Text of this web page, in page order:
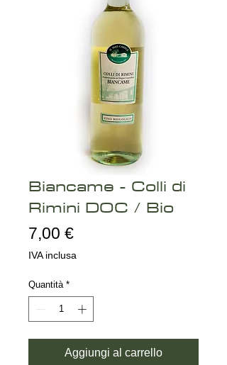
Biancame - Colli di
Rimini DOC / Bio
7,00 €Prezzo
IVA inclusa
Quantità *
Aggiungi al carrello